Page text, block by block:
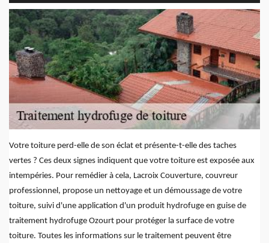
Votre toiture perd-elle de son éclat et présente-t-elle des taches
vertes ? Ces deux signes indiquent que votre toiture est exposée aux
intempéries. Pour remédier à cela, Lacroix Couverture, couvreur
professionnel, propose un nettoyage et un démoussage de votre
toiture, suivi d'une application d'un produit hydrofuge en guise de
traitement hydrofuge Ozourt pour protéger la surface de votre
toiture. Toutes les informations sur le traitement peuvent être